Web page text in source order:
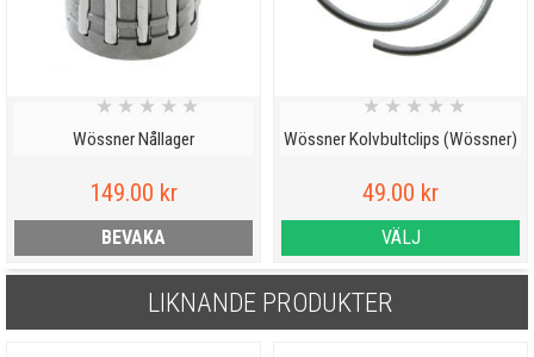
Wössner Nållager
★ ★ ★ ★ ★
149.00 kr
BEVAKA
Wössner Kolvbultclips (Wössner)
★ ★ ★ ★ ★
49.00 kr
VÄLJ
LIKNANDE PRODUKTER